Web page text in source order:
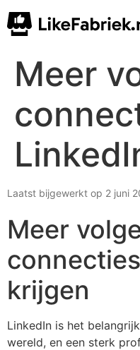
Meer
Laatst bijgewerkt op 2 juni
Meer
krijgen
LinkedIn is het
wereld, en een sterk